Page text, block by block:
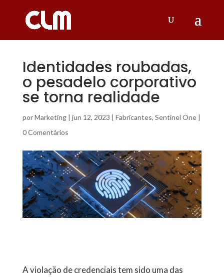
Identidades roubadas,
o pesadelo corporativo
se torna realidade
porMarketing| jun 12, 2023 | Fabricantes, Sentinel One|
0 Comentários
A violação de credenciais tem sido uma das